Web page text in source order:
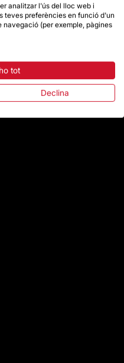
analitzar l'ús del lloc web i
teves preferències en funció d'un
(per exemple, pàgines
tot
Declina